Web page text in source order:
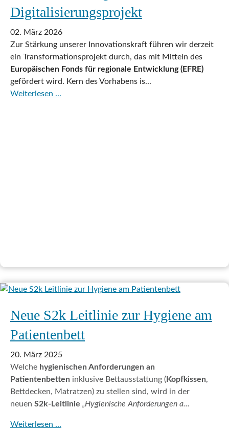
Digitalisierungsprojekt
02. März 2026
Zur Stärkung unserer Innovationskraft führen wir derzeit
ein Transformationsprojekt durch, das mit Mitteln des
Europäischen Fonds für regionale Entwicklung (EFRE)
gefördert wird. Kern des Vorhabens is...
Weiterlesen ...
Neue S2k Leitlinie zur Hygiene am
Patientenbett
20. März 2025
Welche hygienischen Anforderungen an
Patientenbetten inklusive Bettausstattung (Kopfkissen,
Bettdecken, Matratzen) zu stellen sind, wird in der
neuen S2k-Leitlinie „Hygienische Anforderungen a...
Weiterlesen ...